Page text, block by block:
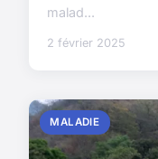
malad...
2 février 2025
MALADIE